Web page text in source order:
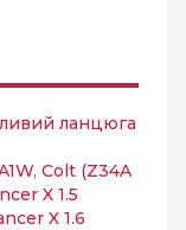
ланцюга
, Colt (Z34A
X 1.5
X 1.6